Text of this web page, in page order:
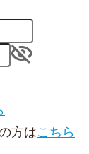
visibility_off
方はこちら